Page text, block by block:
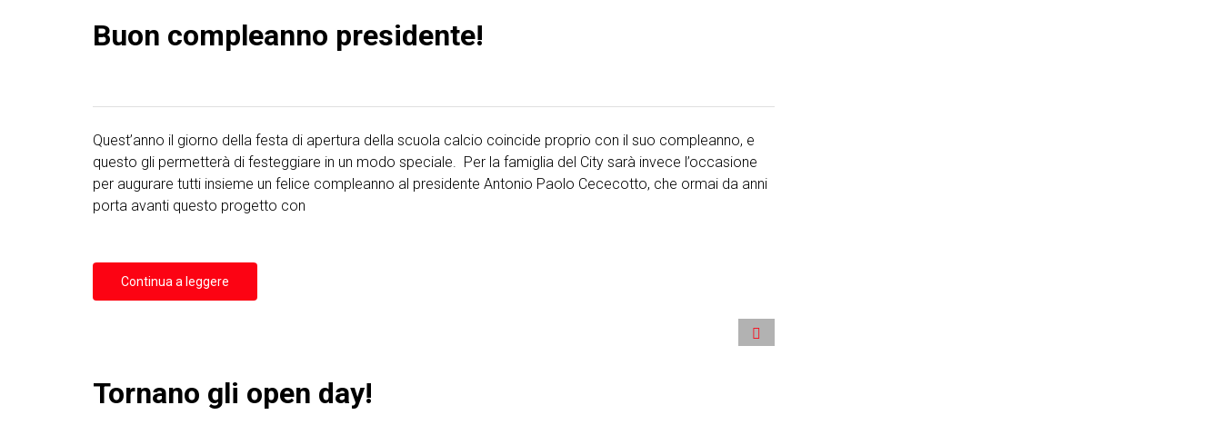
Buon compleanno presidente!
Quest’anno il giorno della festa di apertura della scuola calcio coincide proprio con il suo compleanno, e
questo gli permetterà di festeggiare in un modo speciale. Per la famiglia del City sarà invece l’occasione
per augurare tutti insieme un felice compleanno al presidente Antonio Paolo Cececotto, che ormai da anni
porta avanti questo progetto con
Continua a leggere
Tornano gli open day!